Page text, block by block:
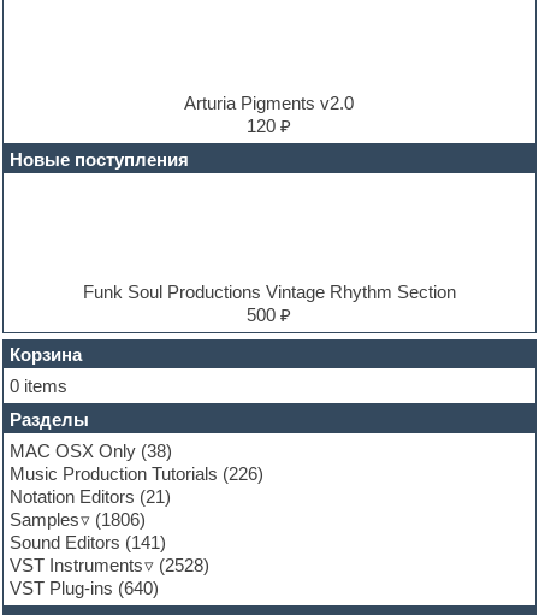
Electric guitar
Electric piano
EXS24 Instruments
FL Studio
Flute
Folk samples
Fruityloops
Funk
Garritan
General MIDI kits
Guitar emulation
Guitar loops
Guitar processing and effects
Hands-up samples
Hardstyle
Heavy metal sample packs
Arturia Pigments v2.0
120 ₽
Новые поступления
Funk Soul Productions Vintage Rhythm Section
500 ₽
Корзина
0 items
Разделы
MAC OSX Only (38)
Music Production Tutorials (226)
Notation Editors (21)
Samples
(1806)
Sound Editors (141)
VST Instruments
(2528)
VST Plug-ins (640)